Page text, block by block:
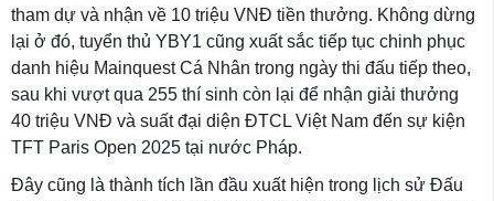
tham dự và nhận về 10 triệu VNĐ tiền thưởng. Không dừng
lại ở đó, tuyển thủ YBY1 cũng xuất sắc tiếp tục chinh phục
danh hiệu Mainquest Cá Nhân trong ngày thi đấu tiếp theo,
sau khi vượt qua 255 thí sinh còn lại để nhận giải thưởng
40 triệu VNĐ và suất đại diện ĐTCL Việt Nam đến sự kiện
TFT Paris Open 2025 tại nước Pháp.
Đây cũng là thành tích lần đầu xuất hiện trong lịch sử Đấu